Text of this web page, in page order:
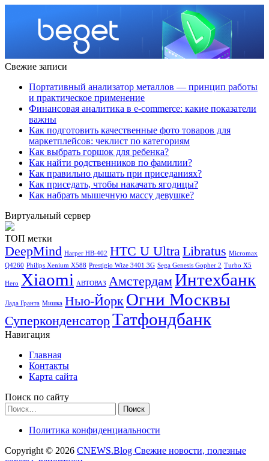
Свежие записи
Портативный анализатор металлов — принцип работы
и практическое применение
Финансовая аналитика в e-commerce: какие показатели
важны
Как подготовить качественные фото товаров для
маркетплейсов: чеклист по категориям
Как выбрать горшок для ребенка?
Как найти родственников по фамилии?
Как правильно дышать при приседаниях?
Как приседать, чтобы накачать ягодицы?
Как набрать мышечную массу девушке?
Виртуальный сервер
ТОП метки
DeepMind Harper HB-402 HTC U UltraLibratus Micromax
Q4260 Philips Xenium X588 Prestigio Wize 3401 3G Sega Genesis Gopher 2 Turbo X5
Hero Xiaomi АВТОВАЗ АмстердамИнтехбанк
Лада Гранта Мишка Нью-Йорк Огни Москвы
СуперконденсаторТатфондбанк
Навигация
Главная
Контакты
Карта сайта
Поиск по сайту
Найти:
Политика конфиденциальности
Copyright © 2026 CNEWS.Blog Свежие новости, полезные